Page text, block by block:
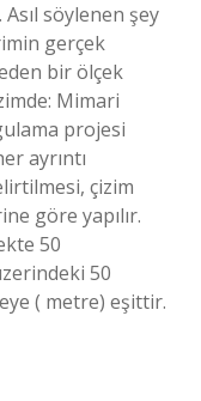
söylenen şey
gerçek
bir ölçek
Mimari
projesi
ayrıntı
çizim
göre yapılır.
50
50
( metre) eşittir.